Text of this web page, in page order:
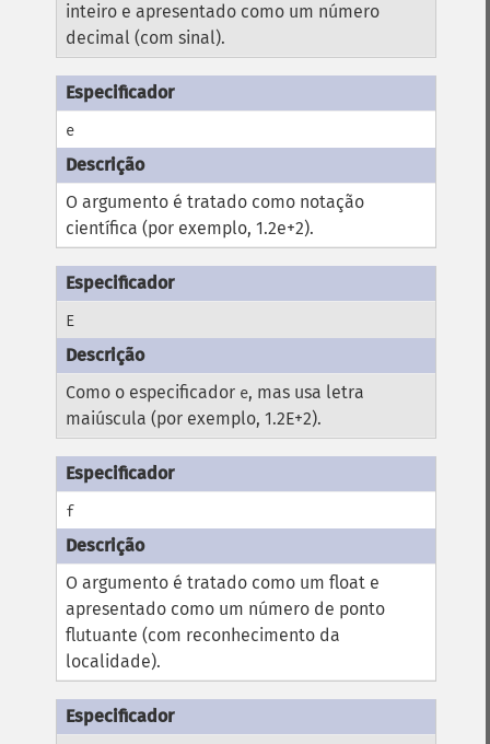
inteiro e apresentado como um número
decimal (com sinal).
e
O argumento é tratado como notação
científica (por exemplo, 1.2e+2).
E
Como o especificador e, mas usa letra
maiúscula (por exemplo, 1.2E+2).
f
O argumento é tratado como um float e
apresentado como um número de ponto
flutuante (com reconhecimento da
localidade).